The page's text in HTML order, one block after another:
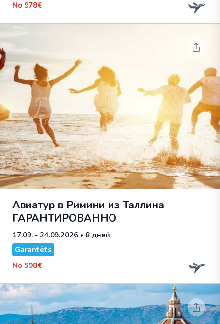
No 978€
Авиатур в Римини из Таллина
ГАРАНТИРОВАННО
17.09. - 24.09.2026 • 8 дней
Garantēts
No 598€